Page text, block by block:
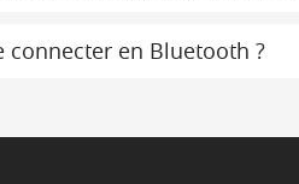
connecter en Bluetooth ?